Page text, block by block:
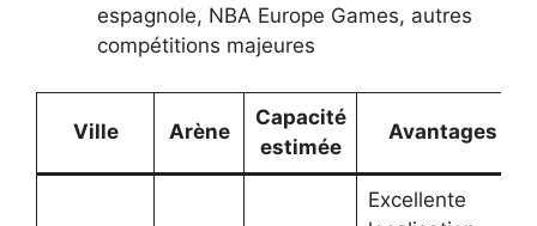
espagnole, NBA Europe Games, autres
compétitions majeures
Ville Arène
Capacité
estimée
Avantages
Excellente